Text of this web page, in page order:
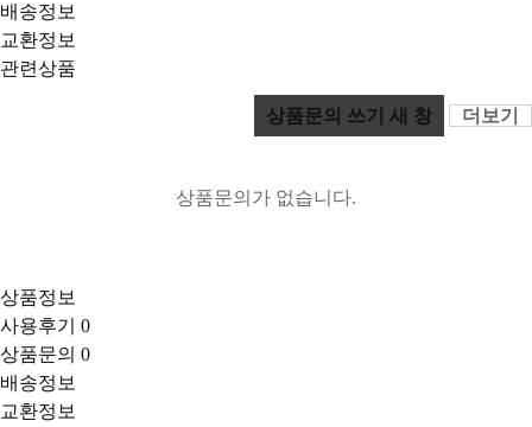
배송정보
교환정보
관련상품
상품문의 쓰기 새 창 더보기
상품문의가 없습니다.
상품정보
사용후기 0
상품문의 0
배송정보
교환정보